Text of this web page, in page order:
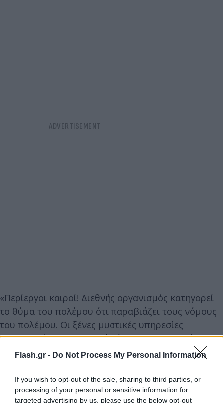
Flash.gr - Do Not Process My Personal Information
If you wish to opt-out of the sale, sharing to third parties, or
processing of your personal or sensitive information for
targeted advertising by us, please use the below opt-out
«Περίεργοι καιροί! Διεθνής οργανισμός κατηγορεί
το θύμα του πολέμου ότι παραβιάζει τους νόμους
του πολέμου. Οι ξένες μυστικές υπηρεσίες
κατηγορούν την Ουκρανία ότι παρακολουθεί τους
πολίτες της.
Επιτρέψτε μου να επισημάνω το εξής: Η Ουκρανία
ποτέ δεν ζήτησε κάτι τέτοιο από τον Έλληνα